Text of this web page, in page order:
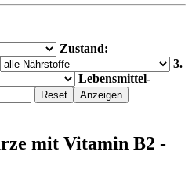
Zustand:
3.
Lebensmittel-
mit Vitamin B2 -